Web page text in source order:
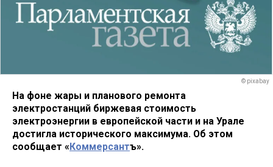
© pixabay
На фоне жары и планового ремонта
электростанций биржевая стоимость
электроэнергии в европейской части и на Урале
достигла исторического максимума. Об этом
сообщает «Коммерсантъ».